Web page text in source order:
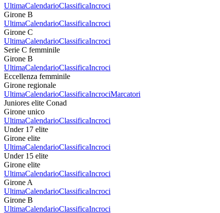
UltimaCalendarioClassificaIncroci
Girone B
UltimaCalendarioClassificaIncroci
Girone C
UltimaCalendarioClassificaIncroci
Serie C femminile
Girone B
UltimaCalendarioClassificaIncroci
Eccellenza femminile
Girone regionale
UltimaCalendarioClassificaIncrociMarcatori
Juniores elite Conad
Girone unico
UltimaCalendarioClassificaIncroci
Under 17 elite
Girone elite
UltimaCalendarioClassificaIncroci
Under 15 elite
Girone elite
UltimaCalendarioClassificaIncroci
Girone A
UltimaCalendarioClassificaIncroci
Girone B
UltimaCalendarioClassificaIncroci